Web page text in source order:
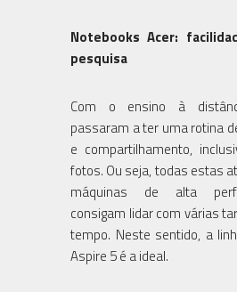
Notebooks Acer:
pesquisa
Com o ensino à
passaram a ter uma rotina
e compartilhamento,
fotos. Ou seja, todas estas
máquinas de alta
consigam lidar com várias
tempo. Neste sentido, a
Aspire 5 é a ideal.